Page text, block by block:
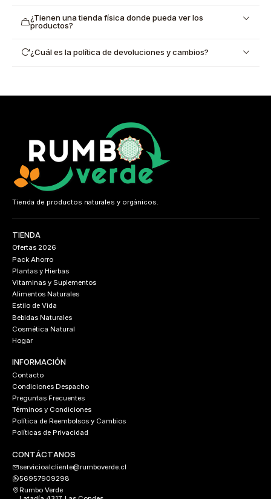
¿Tienen una tienda física donde pueda ver los
productos?
¿Cuál es la política de devoluciones y cambios?
Tienda de productos naturales y orgánicos.
TIENDA
Ofertas 2026
Pack Ahorro
Plantas y Hierbas
Vitaminas y Suplementos
Alimentos Naturales
Estilo de Vida
Bebidas Naturales
Cosmética Natural
Hogar
INFORMACIÓN
Contacto
Condiciones Despacho
Preguntas Frecuentes
Términos y Condiciones
Política de Reembolsos y Cambios
Políticas de Privacidad
CONTÁCTANOS
servicioalcliente@rumboverde.cl
56957909298
Rumbo Verde